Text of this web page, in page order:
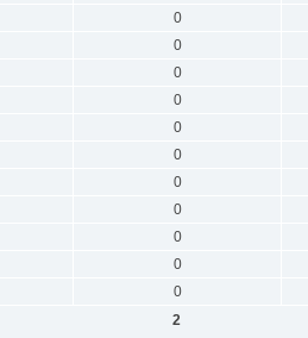
0
0
0
0
0
0
0
0
0
0
0
2